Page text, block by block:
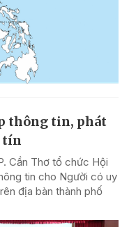
thông tin, phát
tín
Cần Thơ tổ chức Hội
tin cho Người có uy
địa bàn thành phố